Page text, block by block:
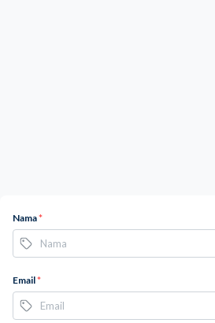
Nama*
Email*